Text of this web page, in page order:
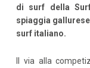
di surf della
spiaggia
surf italiano.
Il via alla